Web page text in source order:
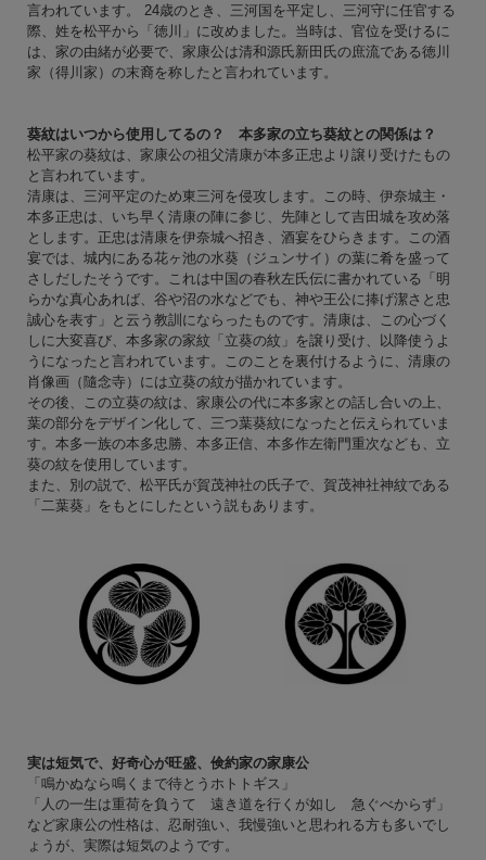
言われています。 24歳のとき、三河国を平定し、三河守に任官する
際、姓を松平から「徳川」に改めました。当時は、官位を受けるに
は、家の由緒が必要で、家康公は清和源氏新田氏の庶流である徳川
家（得川家）の末裔を称したと言われています。
葵紋はいつから使用してるの？ 本多家の立ち葵紋との関係は？
松平家の葵紋は、家康公の祖父清康が本多正忠より譲り受けたもの
と言われています。
清康は、三河平定のため東三河を侵攻します。この時、伊奈城主・
本多正忠は、いち早く清康の陣に参じ、先陣として吉田城を攻め落
とします。正忠は清康を伊奈城へ招き、酒宴をひらきます。この酒
宴では、城内にある花ヶ池の水葵（ジュンサイ）の葉に肴を盛って
さしだしたそうです。これは中国の春秋左氏伝に書かれている「明
らかな真心あれば、谷や沼の水などでも、神や王公に捧げ潔さと忠
誠心を表す」と云う教訓にならったものです。清康は、この心づく
しに大変喜び、本多家の家紋「立葵の紋」を譲り受け、以降使うよ
うになったと言われています。このことを裏付けるように、清康の
肖像画（隨念寺）には立葵の紋が描かれています。
その後、この立葵の紋は、家康公の代に本多家との話し合いの上、
葉の部分をデザイン化して、三つ葉葵紋になったと伝えられていま
す。本多一族の本多忠勝、本多正信、本多作左衛門重次なども、立
葵の紋を使用しています。
また、別の説で、松平氏が賀茂神社の氏子で、賀茂神社神紋である
「二葉葵」をもとにしたという説もあります。
実は短気で、好奇心が旺盛、倹約家の家康公
「鳴かぬなら鳴くまで待とうホトトギス」
「人の一生は重荷を負うて 遠き道を行くが如し 急ぐべからず」
など家康公の性格は、忍耐強い、我慢強いと思われる方も多いでし
ょうが、実際は短気のようです。